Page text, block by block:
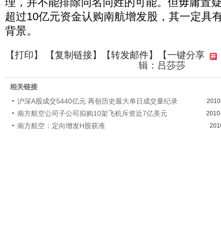
超过10亿元资金认购南航增发股，其一定具
背景。
【打印】 【复制链接】【转发邮件】
【一键分享
辑：吕莎莎
相关链接
沪深A股成交5440亿元 再创历史最大单日成交量纪录
南方航空公司子公司拟购10架飞机斥资近7亿美元
南方航空：定向增发H股获准